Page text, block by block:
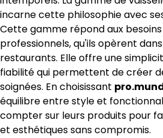
incarne cette philosophie avec
Cette gamme répond aux
professionnels, qu'ils opèrent
restaurants. Elle offre une
fiabilité qui permettent de créer
soignées. En choisissant
équilibre entre style et
compter sur leurs produits pour
et esthétiques sans compromis.